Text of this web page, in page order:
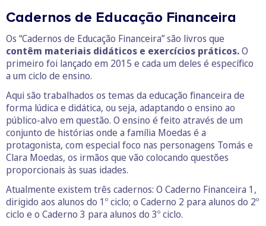
Cadernos de Educação Financeira
Os “Cadernos de Educação Financeira” são livros que
contêm materiais didáticos e exercícios práticos.O
primeiro foi lançado em 2015 e cada um deles é específico
a um ciclo de ensino.
Aqui são trabalhados os temas da educação financeira de
forma lúdica e didática, ou seja, adaptando o ensino ao
público-alvo em questão. O ensino é feito através de um
conjunto de histórias onde a família Moedas é a
protagonista, com especial foco nas personagens Tomás e
Clara Moedas, os irmãos que vão colocando questões
proporcionais às suas idades.
Atualmente existem três cadernos: O Caderno Financeira 1,
dirigido aos alunos do 1º ciclo; o Caderno 2 para alunos do 2º
ciclo e o Caderno 3 para alunos do 3º ciclo.